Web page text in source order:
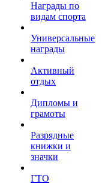
Награды по
видам спорта
Универсальные
награды
Активный
отдых
Дипломы и
грамоты
Разрядные
книжки и
значки
ГТО